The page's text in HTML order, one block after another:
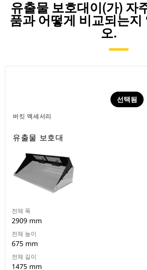
유출물 보호대이(가) 자
품과 어떻게 비교되는지
오.
버킷 액세서리
선택됨
유출물 보호대
전체 폭
2909 mm
전체 높이
675 mm
전체 길이
1475 mm